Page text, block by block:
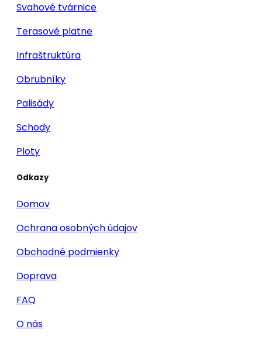
Svahové tvárnice
Terasové platne
Infraštruktúra
Obrubníky
Palisády
Schody
Ploty
Odkazy
Domov
Ochrana osobných údajov
Obchodné podmienky
Doprava
FAQ
O nás